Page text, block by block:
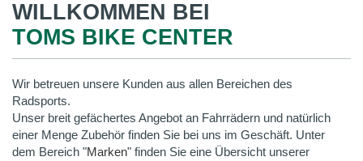
WILLKOMMEN BEI
TOMS BIKE CENTER
Wir betreuen unsere Kunden aus allen Bereichen des
Radsports.
Unser breit gefächertes Angebot an Fahrrädern und natürlich
einer Menge Zubehör finden Sie bei uns im Geschäft. Unter
dem Bereich "Marken" finden Sie eine Übersicht unserer